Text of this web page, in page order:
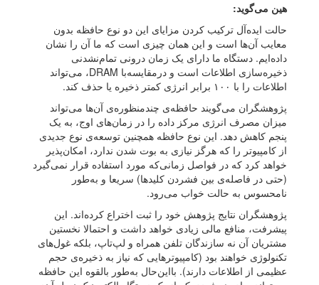
هین می‌گوید:
حالت ایده‌آل ترکیب کردن مزایای این دو نوع حافظه بدون
معایب آن‌ها است و این همان چیزی است که ما آن را نشان
داده‌ایم. دستگاه ما دارای یک زمان درونی تمام‌نشدنی
ذخیره‌سازی اطلاعات است و درمقایسه‌با DRAM، می‌تواند
اطلاعات را با ۱۰۰ برابر انرژی کمتر ذخیره یا حذف کند.
پژوهشگران می‌گویند حافظه‌ی چندمنظوره‌ی آن‌ها می‌تواند
میزان مصرف انرژی مرکز داده را در زمان‌های اوج، به یک
پنجم کاهش دهد. این نوع حافظه همچنین توسعه‌ی نوع جدیدی
از کامپیوتر را که هرگز نیازی به بوت شدن ندارد، امکان‌پذیر
خواهد کرد که در فواصل زمانی‌که مورد استفاده قرار نمی‌گیرد
(حتی در فاصله‌ی بین فشردن کلیدها) سریعا و به‌طور
نامحسوس به‌ حالت خواب می‌رود.
پژوهشگران نتایج پژوهش خود را ثبت اختراع کرده‌اند. این
پیشرفت، منافع مالی زیادی خواهد داشت و احتمالا نخستین
مشتریان آن نه سازندگان تلفن همراه و لپ‌تاپ، بلکه غول‌های
تکنولوژی خواهند بود (کامپیوترهایی که نیاز به ذخیره‌ی حجم
عظیمی از اطلاعات دارند). بااین‌حال به‌طور بالقوه این حافظه